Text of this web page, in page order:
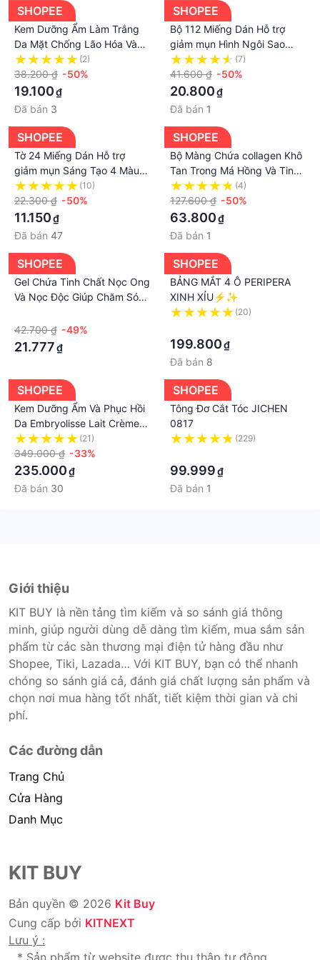
- Tư vấn nhiệt tình bởi đội ngũ dược sĩ giàu kinh
nghiệm
- Đóng gói hàng và vận chuyển nhanh chóng
- Giá cả phù hợp với người tiêu dùng
- Hỗ trợ đổi hàng trong 3 ngày làm việc:
1. Sản phẩm lỗi từ phía nhà sản xuất
2. Hư hỏng trong quá trình vận chuyển hàng hóa
3. Hàng đổi trả phải đảm bảo còn nguyên mác và
không có dấu hiệu đã qua sử dụng
#freeskin #xitmunlung #viemnanglong
#viemlochanlong #munviem #mothamseo #sangda
#duongda #munlung #munnguc #munmong
#muntham #da #tham #seo #seotham #seoloi
#seolom #xit #tri #mun #lung
SHOPEE
Kem Dưỡng Ẩm Làm Trắng
Da Mặt Chống Lão Hóa Và
Nếp Nhăn 50g i2l1
(2)
38.200 ₫ -50%
19.100₫
Đã bán 3
SHOPEE
Bộ 112 Miếng Dán Hỗ trợ
giảm mụn Hình Ngôi Sao
Tiện Dụng P7K3
(7)
41.600 ₫ -50%
20.800₫
Đã bán 1
SHOPEE
Tờ 24 Miếng Dán Hỗ trợ
giảm mụn Sáng Tạo 4 Màu
Lựa Chọn
(10)
22.300 ₫ -50%
11.150₫
Đã bán 47
SHOPEE
Bộ Màng Chứa collagen Khô
Tan Trong Má Hồng Và Tinh
Chất peptide y4v0
(4)
127.600 ₫ -50%
63.800₫
Đã bán 1
SHOPEE
Gel Chứa Tinh Chất Nọc Ong
Và Nọc Độc Giúp Chăm Sóc
42.700 ₫ -49%
21.777₫
SHOPEE
BẢNG MẮT 4 Ô PERIPERA
XINH XỈU⚡️✨
(20)
199.800₫
Đã bán 8
SHOPEE
Kem Dưỡng Ẩm Và Phục Hồi
Da Embryolisse Lait Crème
Concentré
(21)
349.000 ₫ -33%
235.000₫
Đã bán 30
SHOPEE
Tông Đơ Cắt Tóc JICHEN
0817
(229)
99.999₫
Đã bán 1
Giới thiệu
KIT BUY là nền tảng tìm kiếm và so sánh giá thông
minh, giúp người dùng dễ dàng tìm kiếm, mua sắm sản
phẩm từ các sàn thương mại điện tử hàng đầu như
Shopee, Tiki, Lazada… Với KIT BUY, bạn có thể nhanh
chóng so sánh giá cả, đánh giá chất lượng sản phẩm và
chọn nơi mua hàng tốt nhất, tiết kiệm thời gian và chi
phí.
Các đường dẫn
Trang Chủ
Cửa Hàng
Danh Mục
KIT BUY
Bản quyền © 2026 Kit Buy
Cung cấp bởi KITNEXT
Lưu ý :
* Sản phẩm từ website được thu thập tự động.